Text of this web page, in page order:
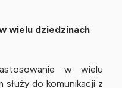
wielu dziedzinach
w wielu
do komunikacji z